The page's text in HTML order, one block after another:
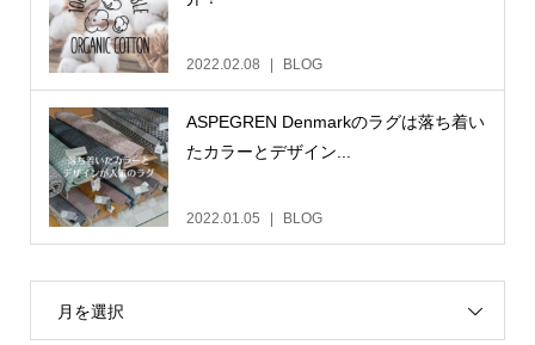
2022.02.08 BLOG
ASPEGREN Denmarkのラグは落ち着い
たカラーとデザイン...
2022.01.05 BLOG
月を選択